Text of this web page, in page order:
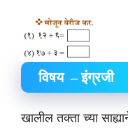
विषय – इंग्रजी
खालील तक्ता च्या